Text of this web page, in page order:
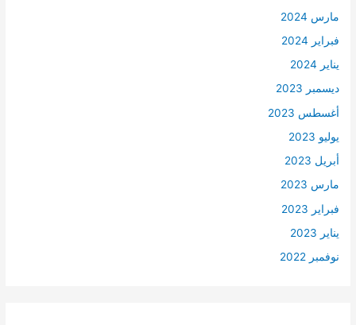
مارس 2024
فبراير 2024
يناير 2024
ديسمبر 2023
أغسطس 2023
يوليو 2023
أبريل 2023
مارس 2023
فبراير 2023
يناير 2023
نوفمبر 2022